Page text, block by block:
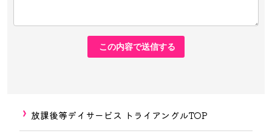
放課後等デイサービス トライアングルTOP